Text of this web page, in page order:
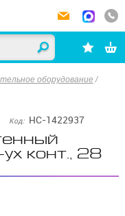
оборудование /
Код: НС-1422937
конт., 28